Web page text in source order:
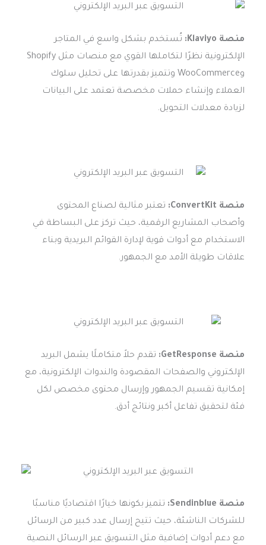
منصة Klaviyo:
تُستخدم بشكل واسع في المتاجر
الإلكترونية نظرًا لتكاملها القوي مع منصات مثل Shopify
وWooCommerce وتتميز بقدرتها على تحليل سلوك
العملاء وإنشاء حملات مخصصة تعتمد على البيانات
لزيادة معدلات التحويل.
منصة ConvertKit:
تعتبر مثالية لصناع المحتوى
وأصحاب المشاريع الرقمية، حيث تركز على البساطة في
الاستخدام مع أدوات قوية لإدارة القوائم البريدية وبناء
علاقات طويلة الأمد مع الجمهور.
منصة GetResponse:
تقدم حلاً متكاملًا يشمل البريد
الإلكتروني والصفحات المقصودة والندوات الإلكترونية، مع
إمكانية تقسيم الجمهور وإرسال محتوى مخصص لكل
فئة لتحقيق تفاعل أكبر ونتائج أدق.
منصة Sendinblue:
تتميز بكونها خيارًا اقتصاديًا مناسبًا
للشركات الناشئة، حيث تتيح إرسال عدد كبير من الرسائل
مع دعم أدوات إضافية مثل التسويق عبر الرسائل النصية